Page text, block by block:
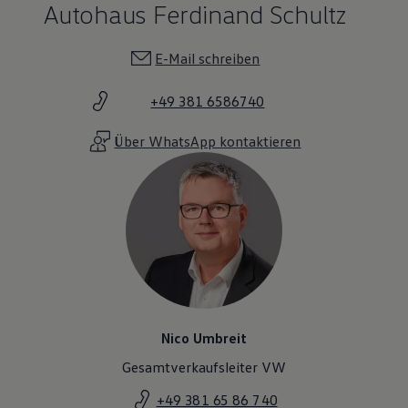
Magazin
Transport
Familie
Volkswagen R
Pannen- und Unfallhilfe
Volkswagen Kundenbetreuung
Autohaus Ferdinand Schultz
E-Mail schreiben
+49 381 6586740
Über WhatsApp kontaktieren
Nico Umbreit
Gesamtverkaufsleiter VW
+49 381 65 86 740